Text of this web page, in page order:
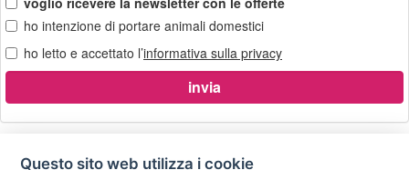
ho intenzione di portare animali domestici
ho letto e accettato l’informativa sulla privacy
Questo sito web utilizza i cookie